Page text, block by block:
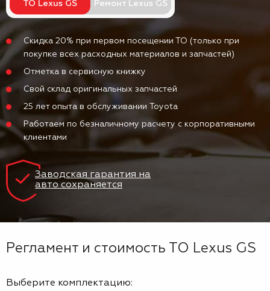
ТО Lexus GS Ремонт Lexus GS
Скидка 20% при первом посещении ТО (только при
покупке всех расходных материалов и запчастей)
Отметка в сервисную книжку
Свой склад оригинальных запчастей
25 лет опыта в обслуживании Toyota
Работаем по безналичному расчету с корпоративными
клиентами
Заводская гарантия на
авто сохраняется
Регламент и стоимость ТО Lexus GS
Выберите комплектацию: